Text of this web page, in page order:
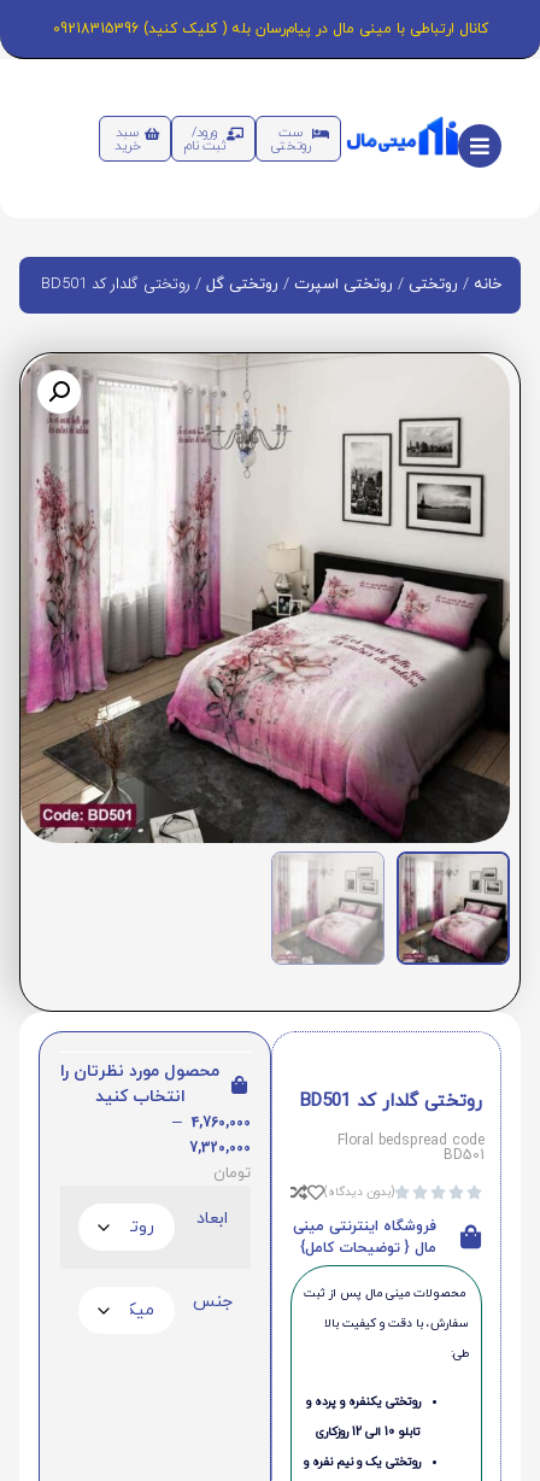
کانال ارتباطی با مینی مال در پیام‌رسان بله ( کلیک کنید) 09218315396
ست
روتختی
ورود/
ثبت نام
سبد
خرید
خانه / روتختی / روتختی اسپرت / روتختی گل / روتختی گلدار کد BD501
روتختی گلدار کد BD501
Floral bedspread code
BD501




(بدون دیدگاه)
فروشگاه اینترنتی مینی
مال { توضیحات کامل}
محصولات مینی‌ مال پس از ثبت
سفارش، با دقت و کیفیت بالا
طی:
روتختی یکنفره و پرده و
تابلو 10 الی 12 روزکاری
روتختی یک و نیم نفره و
محصول مورد نظرتان را
انتخاب کنید
4,760,000
–
7,320,000
تومان
ابعاد
جنس